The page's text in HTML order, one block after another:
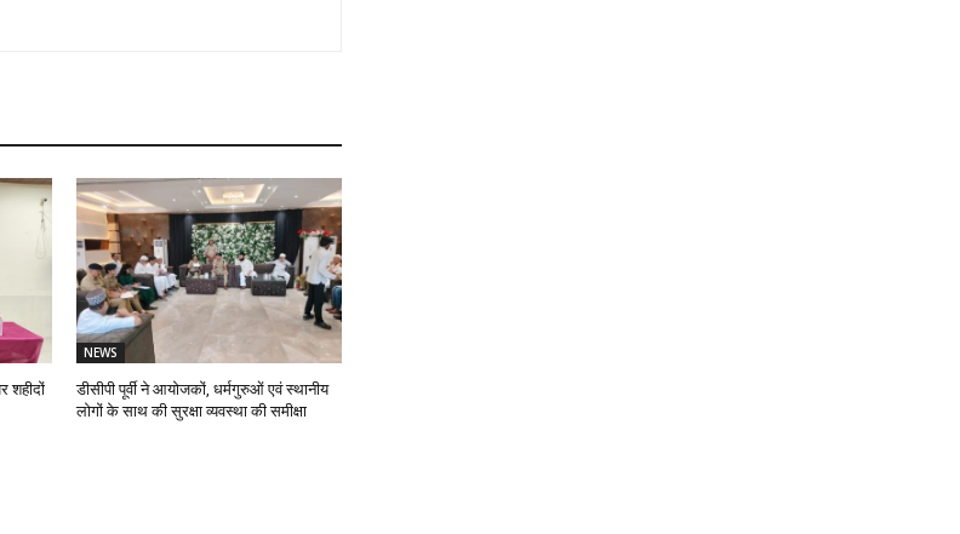
शहीदों
NEWS
डीसीपी पूर्वी ने आयोजकों, धर्मगुरुओं एवं स्थानीय
लोगों के साथ की सुरक्षा व्यवस्था की समीक्षा